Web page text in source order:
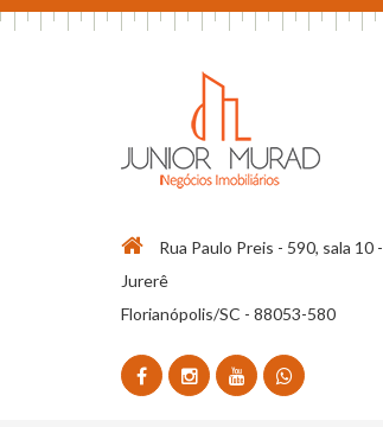
Rua Paulo Preis - 590, sala 10 -
Jurerê
Florianópolis/SC - 88053-580